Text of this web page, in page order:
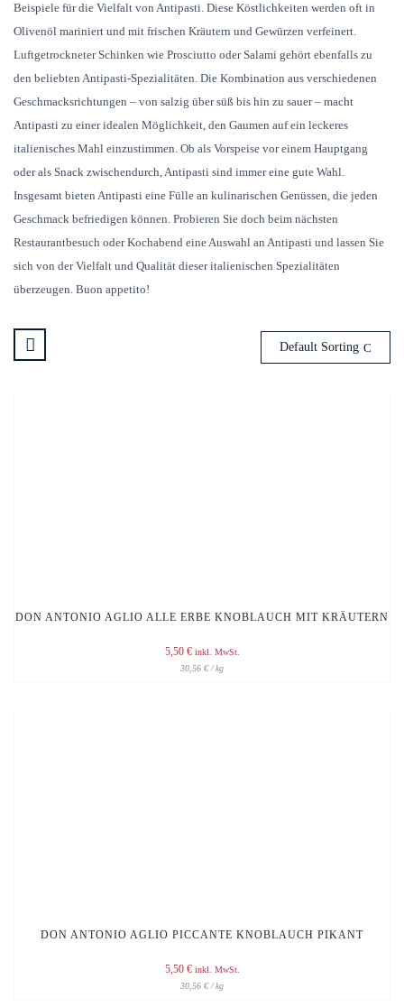
Beispiele für die Vielfalt von Antipasti. Diese Köstlichkeiten werden oft in
Olivenöl mariniert und mit frischen Kräutern und Gewürzen verfeinert.
Luftgetrockneter Schinken wie Prosciutto oder Salami gehört ebenfalls zu
den beliebten Antipasti-Spezialitäten. Die Kombination aus verschiedenen
Geschmacksrichtungen – von salzig über süß bis hin zu sauer – macht
Antipasti zu einer idealen Möglichkeit, den Gaumen auf ein leckeres
italienisches Mahl einzustimmen. Ob als Vorspeise vor einem Hauptgang
oder als Snack zwischendurch, Antipasti sind immer eine gute Wahl.
Insgesamt bieten Antipasti eine Fülle an kulinarischen Genüssen, die jeden
Geschmack befriedigen können. Probieren Sie doch beim nächsten
Restaurantbesuch oder Kochabend eine Auswahl an Antipasti und lassen Sie
sich von der Vielfalt und Qualität dieser italienischen Spezialitäten
überzeugen. Buon appetito!
Default Sorting
DON ANTONIO AGLIO ALLE ERBE KNOBLAUCH MIT KRÄUTERN
5,50 € inkl. MwSt.
30,56 € /kg
DON ANTONIO AGLIO PICCANTE KNOBLAUCH PIKANT
5,50 € inkl. MwSt.
30,56 € /kg